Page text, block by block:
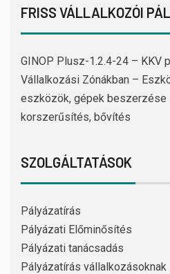
FRISS VÁLLALKOZÓI
GINOP Plusz-1.2.4-24 – KKV
Vállalkozási Zónákban –
eszközök, gépek beszerzése
korszerűsítés, bővítés
SZOLGÁLTATÁSOK
Pályázatírás
Pályázati Előminősítés
Pályázati tanácsadás
Pályázatírás vállalkozásoknak